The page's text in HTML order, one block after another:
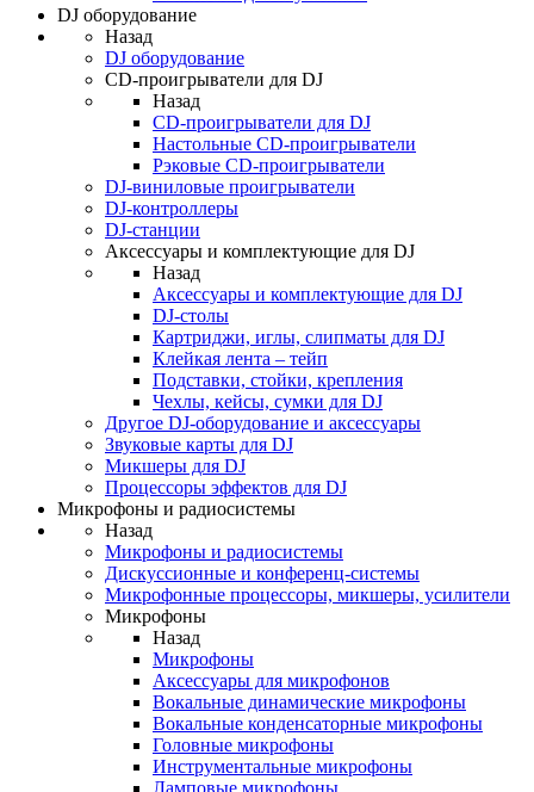
DJ оборудование
Назад
DJ оборудование
CD-проигрыватели для DJ
Назад
CD-проигрыватели для DJ
Настольные CD-проигрыватели
Рэковые CD-проигрыватели
DJ-виниловые проигрыватели
DJ-контроллеры
DJ-станции
Аксессуары и комплектующие для DJ
Назад
Аксессуары и комплектующие для DJ
DJ-столы
Картриджи, иглы, слипматы для DJ
Клейкая лента – тейп
Подставки, стойки, крепления
Чехлы, кейсы, сумки для DJ
Другое DJ-оборудование и аксессуары
Звуковые карты для DJ
Микшеры для DJ
Процессоры эффектов для DJ
Микрофоны и радиосистемы
Назад
Микрофоны и радиосистемы
Дискуссионные и конференц-системы
Микрофонные процессоры, микшеры, усилители
Микрофоны
Назад
Микрофоны
Аксессуары для микрофонов
Вокальные динамические микрофоны
Вокальные конденсаторные микрофоны
Головные микрофоны
Инструментальные микрофоны
Ламповые микрофоны